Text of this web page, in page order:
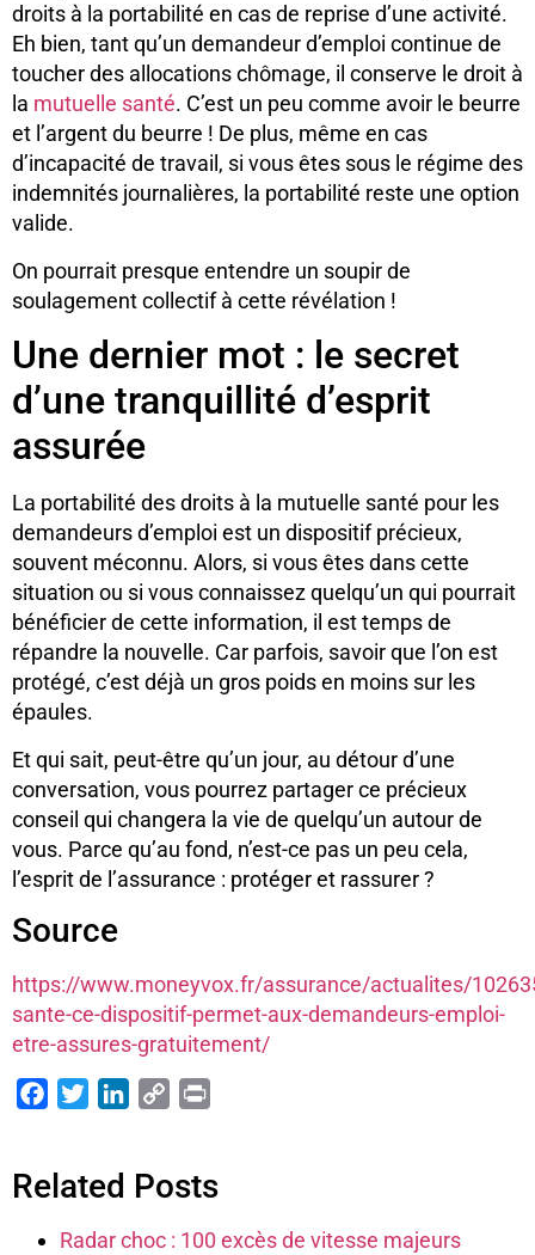
droits à la portabilité en cas de reprise d’une activité.
Eh bien, tant qu’un demandeur d’emploi continue de
toucher des allocations chômage, il conserve le droit à
la mutuelle santé. C’est un peu comme avoir le beurre
et l’argent du beurre ! De plus, même en cas
d’incapacité de travail, si vous êtes sous le régime des
indemnités journalières, la portabilité reste une option
valide.
On pourrait presque entendre un soupir de
soulagement collectif à cette révélation !
Une dernier mot : le secret
d’une tranquillité d’esprit
assurée
La portabilité des droits à la mutuelle santé pour les
demandeurs d’emploi est un dispositif précieux,
souvent méconnu. Alors, si vous êtes dans cette
situation ou si vous connaissez quelqu’un qui pourrait
bénéficier de cette information, il est temps de
répandre la nouvelle. Car parfois, savoir que l’on est
protégé, c’est déjà un gros poids en moins sur les
épaules.
Et qui sait, peut-être qu’un jour, au détour d’une
conversation, vous pourrez partager ce précieux
conseil qui changera la vie de quelqu’un autour de
vous. Parce qu’au fond, n’est-ce pas un peu cela,
l’esprit de l’assurance : protéger et rassurer ?
Source
https://www.moneyvox.fr/assurance/actualites/
sante-ce-dispositif-permet-aux-demandeurs-emploi-
etre-assures-gratuitement/
FacebookTwitterLinkedIn
Copy
Related Posts
Radar choc : 100 excès de vitesse majeurs